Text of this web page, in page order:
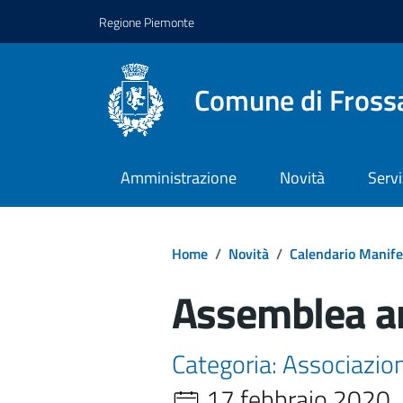
Regione Piemonte
Comune di
Amministrazione Novità
Home / Novità / Calendario
Assemblea
Categoria: